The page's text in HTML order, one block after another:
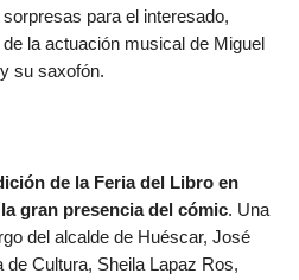
para el interesado,
la actuación musical de Miguel
su saxofón.
de la Feria del Libro en
gran presencia del cómic. Una
del alcalde de Huéscar, José
Cultura, Sheila Lapaz Ros,